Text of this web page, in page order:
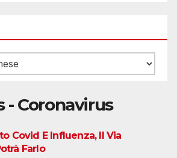
- Coronavirus
Covid E Influenza, Il Via
Farlo